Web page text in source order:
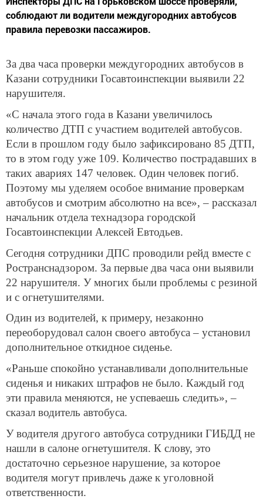
соблюдают ли водители междугородних автобусов
правила перевозки пассажиров.
За два часа проверки междугородних автобусов в
Казани сотрудники Госавтоинспекции выявили 22
нарушителя.
«С начала этого года в Казани увеличилось
количество ДТП с участием водителей автобусов.
Если в прошлом году было зафиксировано 85 ДТП,
то в этом году уже 109. Количество пострадавших в
таких авариях 147 человек. Один человек погиб.
Поэтому мы уделяем особое внимание проверкам
автобусов и смотрим абсолютно на все», – рассказал
начальник отдела технадзора городской
Госавтоинспекции Алексей Евтодьев.
Сегодня сотрудники ДПС проводили рейд вместе с
Ространснадзором. За первые два часа они выявили
22 нарушителя. У многих были проблемы с резиной
и с огнетушителями.
Один из водителей, к примеру, незаконно
переоборудовал салон своего автобуса – установил
дополнительное откидное сиденье.
«Раньше спокойно устанавливали дополнительные
сиденья и никаких штрафов не было. Каждый год
эти правила меняются, не успеваешь следить», –
сказал водитель автобуса.
У водителя другого автобуса сотрудники ГИБДД не
нашли в салоне огнетушителя. К слову, это
достаточно серьезное нарушение, за которое
водителя могут привлечь даже к уголовной
ответственности.